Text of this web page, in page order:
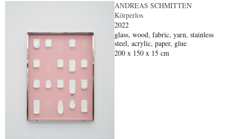
ANDREAS SCHMITTEN
Körperlos
2022
glass, wood, fabric, yarn, stainless
steel, acrylic, paper, glue
200 x 150 x 15 cm